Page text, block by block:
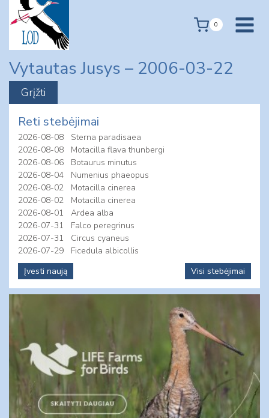
content
0
Vytautas Jusys – 2006-03-22
Reti stebėjimai
2026-08-08
Sterna paradisaea
2026-08-08
Motacilla flava thunbergi
2026-08-06
Botaurus minutus
2026-08-04
Numenius phaeopus
2026-08-02
Motacilla cinerea
2026-08-02
Motacilla cinerea
2026-08-01
Ardea alba
2026-07-31
Falco peregrinus
2026-07-31
Circus cyaneus
2026-07-29
Ficedula albicollis
Įvesti naują
Visi stebėjimai